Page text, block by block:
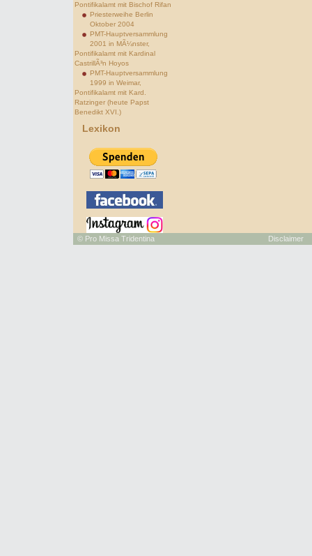
Pontifikalamt mit Bischof Rifan
Priesterweihe Berlin
Oktober 2004
PMT-Hauptversammlung
2001 in MÃ¼nster,
Pontifikalamt mit Kardinal
CastrillÃ³n Hoyos
PMT-Hauptversammlung
1999 in Weimar,
Pontifikalamt mit Kard.
Ratzinger (heute Papst
Benedikt XVI.)
Lexikon
© Pro Missa Tridentina Disclaimer